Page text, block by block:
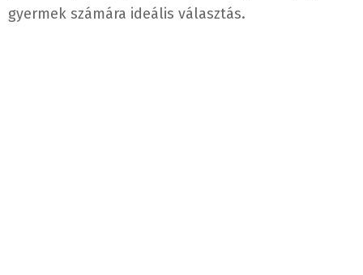
gyermek számára ideális választás.